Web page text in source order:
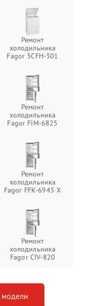
Ремонт
холодильника
Fagor 3CFH-301
Ремонт
холодильника
Fagor FIM-6825
Ремонт
холодильника
Fagor FFK-6945 X
Ремонт
холодильника
Fagor CIV-820
модели